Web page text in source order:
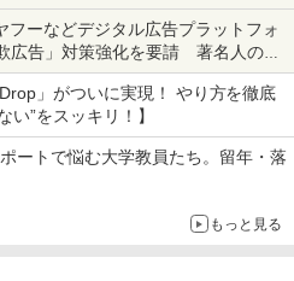
空いた時間でなにしてる？】
フーなどデジタル広告プラットフォ
広告」対策強化を要請 著名人の写
どへの対策として
」がついに実現！ やり方を徹底
い”をスッキリ！】
ートで悩む大学教員たち。留年・落
もっと見る